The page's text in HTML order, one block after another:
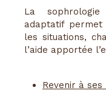
La
adaptatif
les situations,
l’aide apportée
Revenir à